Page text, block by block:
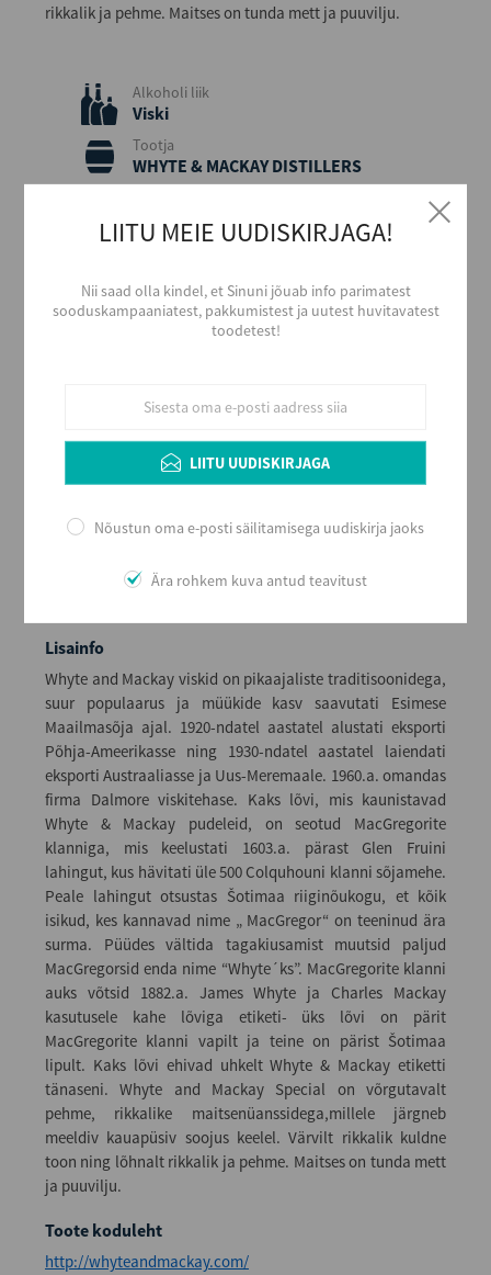
rikkalik ja pehme. Maitses on tunda mett ja puuvilju.
Alkoholi liik
Viski
Tootja
WHYTE & MACKAY DISTILLERS
Scotland
Alkoholi sisaldus
Kogus kastis
5010196065047
Serveerida puhtalt, jääga või kokteilides.
Lisainfo
Whyte and Mackay viskid on pikaajaliste traditisoonidega,
suur populaarus ja müükide kasv saavutati Esimese
Maailmasõja ajal. 1920-ndatel aastatel alustati eksporti
Põhja-Ameerikasse ning 1930-ndatel aastatel laiendati
eksporti Austraaliasse ja Uus-Meremaale. 1960.a. omandas
firma Dalmore viskitehase. Kaks lõvi, mis kaunistavad
Whyte & Mackay pudeleid, on seotud MacGregorite
klanniga, mis keelustati 1603.a. pärast Glen Fruini
lahingut, kus hävitati üle 500 Colquhouni klanni sõjamehe.
Peale lahingut otsustas Šotimaa riiginõukogu, et kõik
isikud, kes kannavad nime „ MacGregor“ on teeninud ära
surma. Püüdes vältida tagakiusamist muutsid paljud
MacGregorsid enda nime “Whyte´ks”. MacGregorite klanni
auks võtsid 1882.a. James Whyte ja Charles Mackay
kasutusele kahe lõviga etiketi- üks lõvi on pärit
MacGregorite klanni vapilt ja teine on pärist Šotimaa
lipult. Kaks lõvi ehivad uhkelt Whyte & Mackay etiketti
tänaseni. Whyte and Mackay Special on võrgutavalt
pehme, rikkalike maitsenüanssidega,millele järgneb
meeldiv kauapüsiv soojus keelel. Värvilt rikkalik kuldne
toon ning lõhnalt rikkalik ja pehme. Maitses on tunda mett
ja puuvilju.
Toote koduleht
http://whyteandmackay.com/
LIITU MEIE UUDISKIRJAGA!
Nii saad olla kindel, et Sinuni jõuab info parimatest
sooduskampaaniatest, pakkumistest ja uutest huvitavatest
toodetest!
LIITU UUDISKIRJAGA
Nõustun oma e-posti säilitamisega uudiskirja jaoks
Ära rohkem kuva antud teavitust